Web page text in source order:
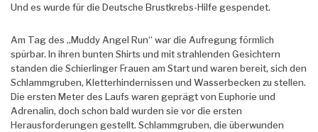
Und es wurde für die Deutsche Brustkrebs-Hilfe gespendet.
Am Tag des „Muddy Angel Run“ war die Aufregung förmlich
spürbar. In ihren bunten Shirts und mit strahlenden Gesichtern
standen die Schierlinger Frauen am Start und waren bereit, sich den
Schlammgruben, Kletterhindernissen und Wasserbecken zu stellen.
Die ersten Meter des Laufs waren geprägt von Euphorie und
Adrenalin, doch schon bald wurden sie vor die ersten
Herausforderungen gestellt. Schlammgruben, die überwunden